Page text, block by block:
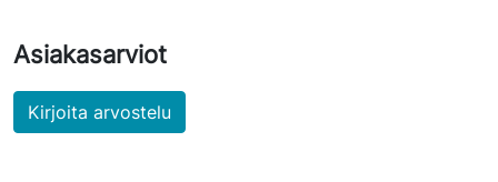
Asiakasarviot
Kirjoita arvostelu